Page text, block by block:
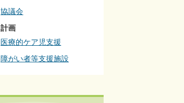
協議会
計画
医療的ケア児支援
障がい者等支援施設